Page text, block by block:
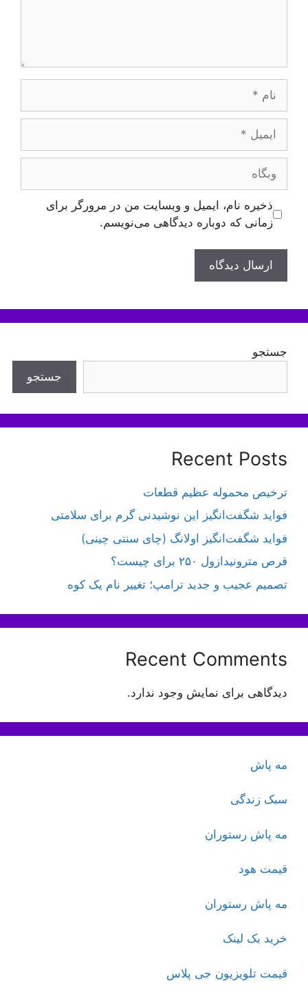
ایمیل
وبگاه
ذخیره نام، ایمیل و وبسایت من در مرورگر برای
زمانی که دوباره دیدگاهی می‌نویسم.
جستجو
جستجو
Recent Posts
ترخیص محموله عظیم قطعات
فواید شگفت‌انگیز این نوشیدنی گرم برای سلامتی
فواید شگفت‌انگیز اولانگ (چای سنتی چینی)
قرص مترونیدازول ۲۵۰ برای چیست؟
تصمیم عجیب و جدید ترامپ؛ تغییر نام یک کوه
Recent Comments
دیدگاهی برای نمایش وجود ندارد.
مه پاش
سبک زندگی
مه پاش رستوران
قیمت هود
مه پاش رستوران
خرید بک لینک
قیمت تلویزیون جی پلاس